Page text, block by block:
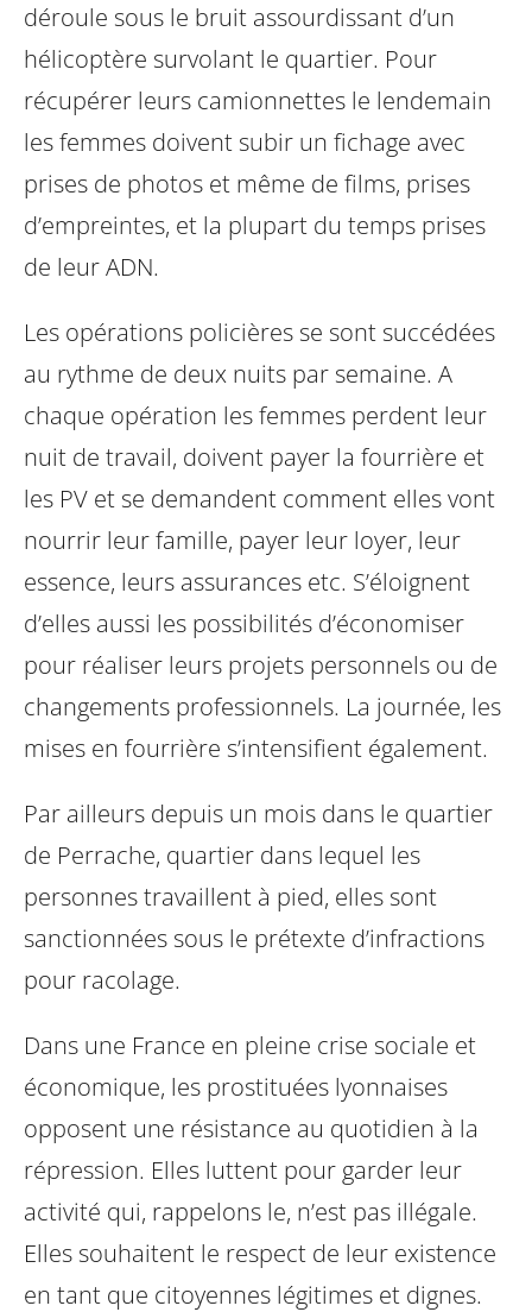
déroule sous le bruit assourdissant d’un
hélicoptère survolant le quartier. Pour
récupérer leurs camionnettes le lendemain
les femmes doivent subir un fichage avec
prises de photos et même de films, prises
d’empreintes, et la plupart du temps prises
de leur ADN.
Les opérations policières se sont succédées
au rythme de deux nuits par semaine. A
chaque opération les femmes perdent leur
nuit de travail, doivent payer la fourrière et
les PV et se demandent comment elles vont
nourrir leur famille, payer leur loyer, leur
essence, leurs assurances etc. S’éloignent
d’elles aussi les possibilités d’économiser
pour réaliser leurs projets personnels ou de
changements professionnels. La journée, les
mises en fourrière s’intensifient également.
Par ailleurs depuis un mois dans le quartier
de Perrache, quartier dans lequel les
personnes travaillent à pied, elles sont
sanctionnées sous le prétexte d’infractions
pour racolage.
Dans une France en pleine crise sociale et
économique, les prostituées lyonnaises
opposent une résistance au quotidien à la
répression. Elles luttent pour garder leur
activité qui, rappelons le, n’est pas illégale.
Elles souhaitent le respect de leur existence
en tant que citoyennes légitimes et dignes.